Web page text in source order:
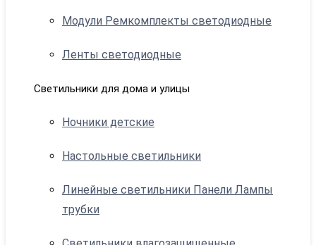
Модули Ремкомплекты светодиодные
Ленты светодиодные
Светильники для дома и улицы
Ночники детские
Настольные светильники
Линейные светильники Панели Лампы
трубки